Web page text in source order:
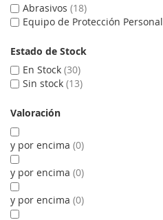
Abrasivos 18
Equipo de Protección Personal
Estado de Stock
En Stock 30
Sin stock 13
Valoración
y por encima 0
y por encima 0
y por encima 0